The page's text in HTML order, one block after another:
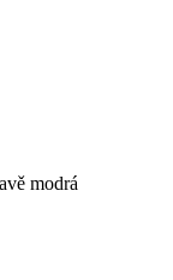
modrá